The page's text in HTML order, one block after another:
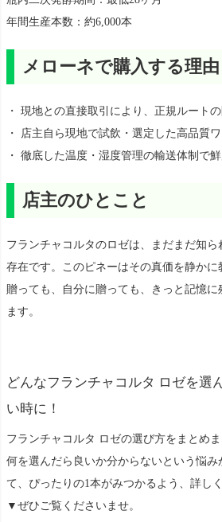
年間生産本数：約6,000本
メローネで購入する理由
・ 現地との直接取引により、正規ルート
・ 店主自ら現地で試飲・選定した高品質
・ 徹底した温度・湿度管理の輸送体制で
店主のひとこと
フランチャコルタのロゼは、まだまだ知
存在です。このピネーはその真価を静かに
贈っても、自分に贈っても、きっと記憶
ます。
どんなフランチャコルタ ロゼを選
い時に！
フランチャコルタ ロゼの選び方をまとめま
何を選んだら良いか分からないという悩み
て、ぴったりの1本がみつかるよう、詳し
▼ぜひご覧くださいませ。